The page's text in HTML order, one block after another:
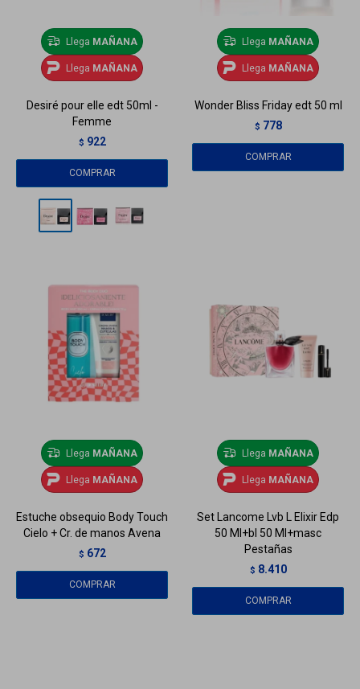
Llega MAÑANA
Llega MAÑANA
Desiré pour elle edt 50ml -
Femme
$ 922
Llega MAÑANA
Llega MAÑANA
Wonder Bliss Friday edt 50 ml
$ 778
Llega MAÑANA
Llega MAÑANA
Estuche obsequio Body Touch
Cielo + Cr. de manos Avena
$ 672
Llega MAÑANA
Llega MAÑANA
Set Lancome Lvb L Elixir Edp
50 Ml+bl 50 Ml+masc
Pestañas
$ 8.410